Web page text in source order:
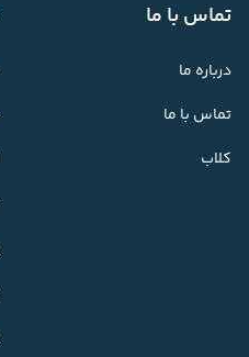
تماس با ما
درباره ما
تماس با ما
کلاب